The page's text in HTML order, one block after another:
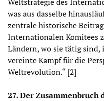
was aus dasselbe
zentrale historische
Internationalen Komitees
Ländern, wo sie tätig
vereinte Kampf für die
Weltrevolution.“ [2]
27. Der Zusammenbruch